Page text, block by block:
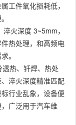
工件氧化损耗低，
火深度 3~5mm，
热处理，和高频电
。
热、钎焊、热处
淬火深度精准匹配
行业乱象，设备便
广泛用于汽车维